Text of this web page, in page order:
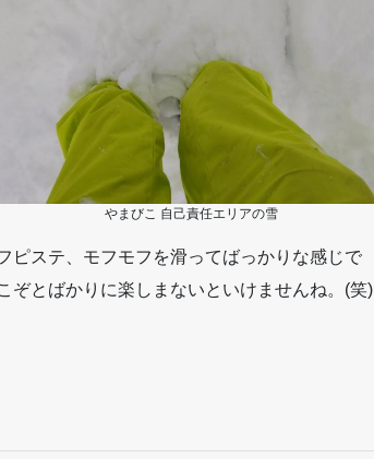
やまびこ 自己責任エリアの雪
ピステ、モフモフを滑ってばっかりな感じで
ぞとばかりに楽しまないといけませんね。(笑)